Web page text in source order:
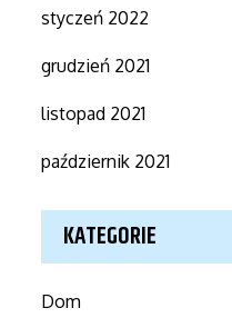
styczeń 2022
grudzień 2021
listopad 2021
październik 2021
KATEGORIE
Dom